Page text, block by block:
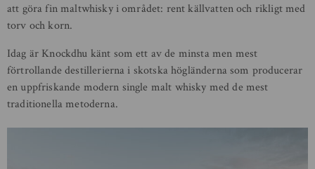
att göra fin maltwhisky i området: rent källvatten och rikligt med
torv och korn.
Idag är Knockdhu känt som ett av de minsta men mest
förtrollande destillerierna i skotska högländerna som producerar
en uppfriskande modern single malt whisky med de mest
traditionella metoderna.